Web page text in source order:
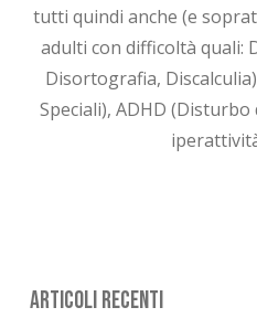
tutti quindi anche (e
adulti con difficoltà quali:
Disortografia,
Speciali), ADHD
Articoli Recenti